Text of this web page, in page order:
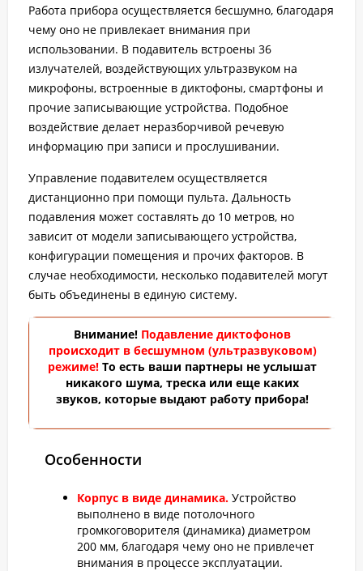
Работа прибора осуществляется бесшумно, благодаря
чему оно не привлекает внимания при
использовании. В подавитель встроены 36
излучателей, воздействующих ультразвуком на
микрофоны, встроенные в диктофоны, смартфоны и
прочие записывающие устройства. Подобное
воздействие делает неразборчивой речевую
информацию при записи и прослушивании.
Управление подавителем осуществляется
дистанционно при помощи пульта. Дальность
подавления может составлять до 10 метров, но
зависит от модели записывающего устройства,
конфигурации помещения и прочих факторов. В
случае необходимости, несколько подавителей могут
быть объединены в единую систему.
Внимание! Подавление диктофонов
происходит в бесшумном (ультразвуковом)
режиме! То есть ваши партнеры не услышат
никакого шума, треска или еще каких
звуков, которые выдают работу прибора!
Особенности
Корпус в виде динамика. Устройство
выполнено в виде потолочного
громкоговорителя (динамика) диаметром
200 мм, благодаря чему оно не привлечет
внимания в процессе эксплуатации.